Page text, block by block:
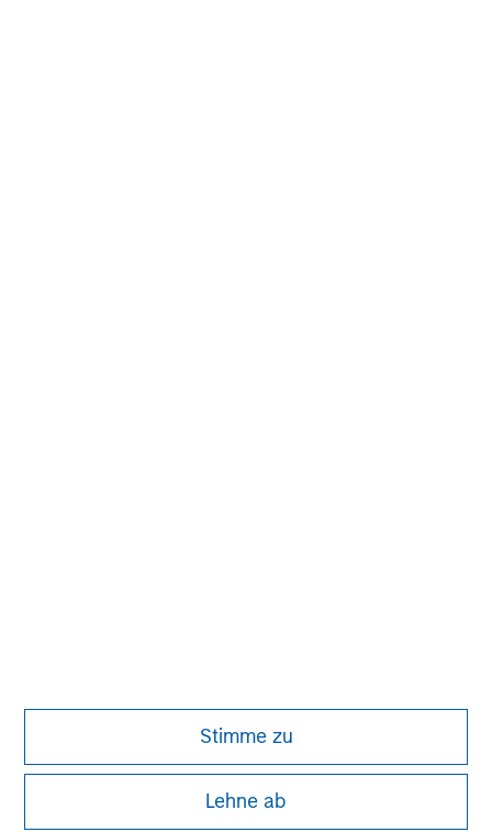
Stimme zu
Lehne ab
By clicking on any links shown here, you agree that you are
navigating to a third party site. We are providing these
any hyperlink is not and does not imply any endorsement,
approval, investigation, verification or monitoring by us of any